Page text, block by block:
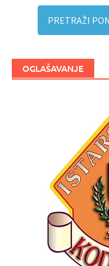
PRETRAŽI
OGLAŠAVANJE